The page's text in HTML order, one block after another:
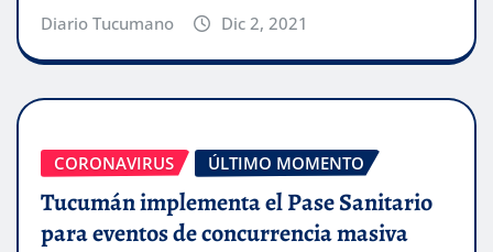
Diario Tucumano Dic 2, 2021
CORONAVIRUS ÚLTIMO MOMENTO
Tucumán implementa el Pase Sanitario
para eventos de concurrencia masiva